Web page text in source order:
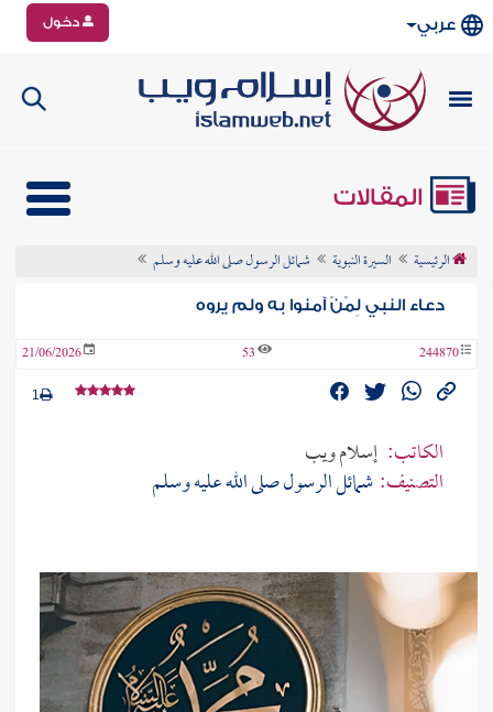
عربي دخول
المقالات
الرئيسية السيرة النبوية شمائل الرسول صلى الله عليه وسلم
دعاء النبي لِمْنْ آمنوا به ولم يروه
244870
53
21/06/2026
1
الكاتب: إسلام ويب
التصنيف:شمائل الرسول صلى الله عليه وسلم